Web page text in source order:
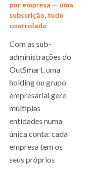
por empresa — uma
subscrição, tudo
controlado
Com as sub-
administrações do
OutSmart, uma
holding ou grupo
empresarial gere
múltiplas
entidades numa
única conta: cada
empresa tem os
seus próprios